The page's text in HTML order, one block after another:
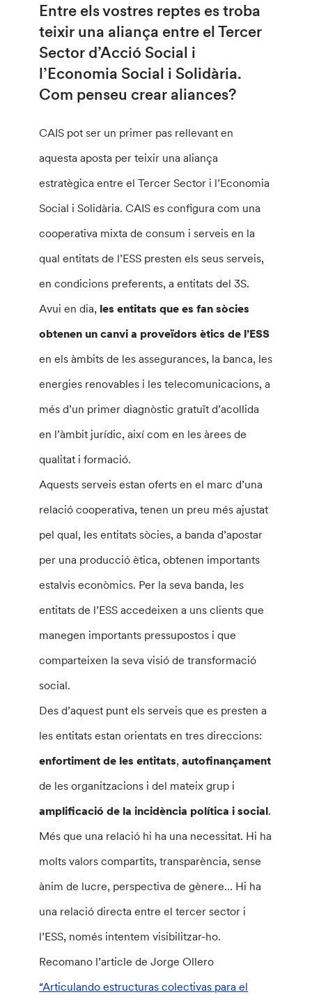
Entre els vostres reptes es troba
teixir una aliança entre el Tercer
Sector d’Acció Social i
l’Economia Social i Solidària.
Com penseu crear aliances?
CAIS pot ser un primer pas rellevant en
aquesta aposta per teixir una aliança
estratègica entre el Tercer Sector i l’Economia
Social i Solidària. CAIS es configura com una
cooperativa mixta de consum i serveis en la
qual entitats de l’ESS presten els seus serveis,
en condicions preferents, a entitats del 3S.
Avui en dia, les entitats que es fan sòcies
obtenen un canvi a proveïdors ètics de l’ESS
en els àmbits de les assegurances, la banca, les
energies renovables i les telecomunicacions, a
més d’un primer diagnòstic gratuït d’acollida
en l’àmbit jurídic, així com en les àrees de
qualitat i formació.
Aquests serveis estan oferts en el marc d’una
relació cooperativa, tenen un preu més ajustat
pel qual, les entitats sòcies, a banda d’apostar
per una producció ètica, obtenen importants
estalvis econòmics. Per la seva banda, les
entitats de l’ESS accedeixen a uns clients que
manegen importants pressupostos i que
comparteixen la seva visió de transformació
social.
Des d’aquest punt els serveis que es presten a
les entitats estan orientats en tres direccions:
enfortiment de les entitats,autofinançament
de les organitzacions i del mateix grup i
amplificació de la incidència política i social.
Més que una relació hi ha una necessitat. Hi ha
molts valors compartits, transparència, sense
ànim de lucre, perspectiva de gènere… Hi ha
una relació directa entre el tercer sector i
l’ESS, només intentem visibilitzar-ho.
Recomano l’article de Jorge Ollero
“Articulando estructuras colectivas para el